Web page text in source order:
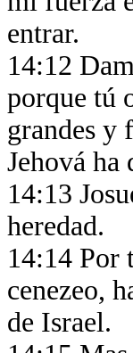
entrar.
14:12
porque tú
grandes y
Jehová ha
14:13
heredad.
14:14 Por
cenezeo,
de Israel.